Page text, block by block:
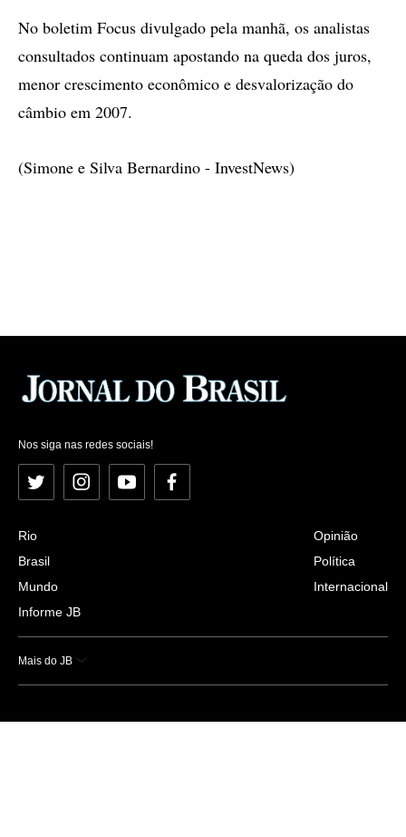
No boletim Focus divulgado pela manhã, os analistas
consultados continuam apostando na queda dos juros,
menor crescimento econômico e desvalorização do
câmbio em 2007.
(Simone e Silva Bernardino - InvestNews)
Nos siga nas redes sociais!
Twitter InstagramYouTubeFacebook
Rio
Brasil
Mundo
Informe JB
Opinião
Política
Internacional
Mais do JB
Esportes